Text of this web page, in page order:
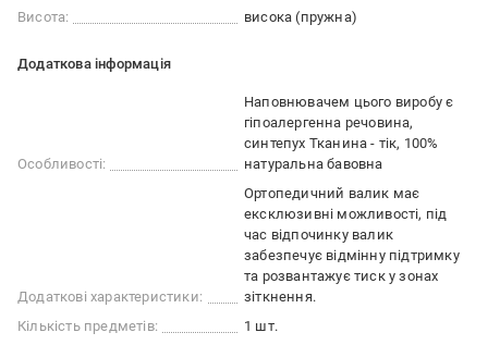
Висота: висока (пружна)
Додаткова інформація
Особливості:
Наповнювачем цього виробу є
гіпоалергенна речовина,
синтепух Тканина - тік, 100%
натуральна бавовна
Додаткові характеристики:
Ортопедичний валик має
ексклюзивні можливості, під
час відпочинку валик
забезпечує відмінну підтримку
та розвантажує тиск у зонах
зіткнення.
Кількість предметів:
1 шт.